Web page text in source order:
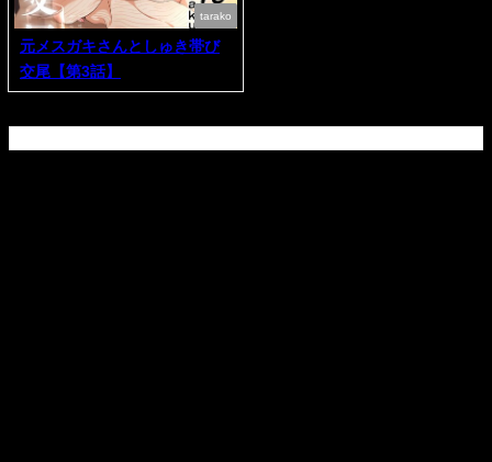
tarako
元メスガキさんとしゅき帯び
交尾【第3話】